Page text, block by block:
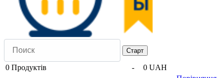
0 Продуктів -
0 UAH